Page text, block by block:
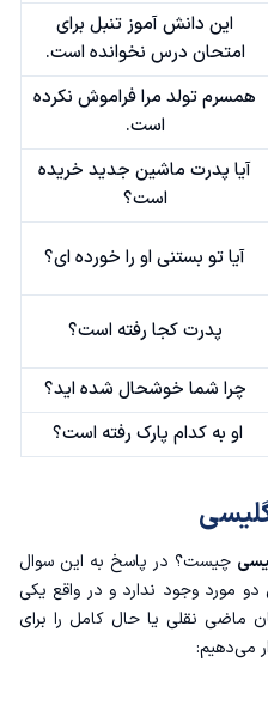
این دانش آموز تنبل برای
امتحان درس نخوانده است.
همسرم تولد مرا فراموش نکرده
است.
آیا پدرت ماشین جدید خریده
است؟
آیا تو بستنی او را خورده ای؟
پدرت کجا رفته است؟
چرا شما خوشحال شده اید؟
او به کدام پارک رفته است؟
چیست؟ در پاسخ به این سوال
مورد وجود ندارد و در واقع یکی
ماضی نقلی یا حال کامل را برای
می‌دهیم: